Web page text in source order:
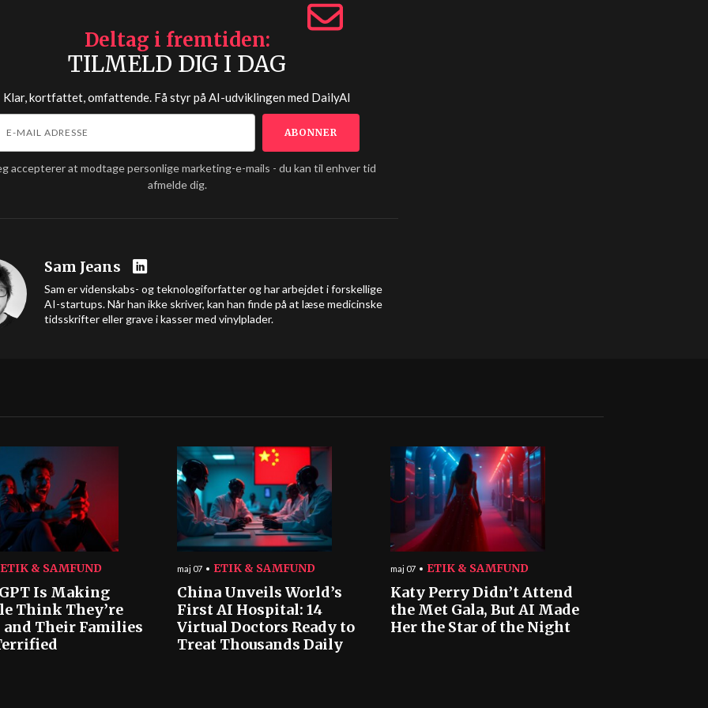
Deltag i fremtiden
TILMELD DIG I DAG
Klar, kortfattet, omfattende. Få styr på AI-udviklingen med DailyAI
accepterer at modtage personlige marketing-e-mails - du kan til enhver tid
afmelde dig.
Sam Jeans
Sam er videnskabs- og teknologiforfatter og har arbejdet i forskellige
AI-startups. Når han ikke skriver, kan han finde på at læse medicinske
tidsskrifter eller grave i kasser med vinylplader.
ETIK & SAMFUND
Is Making
Think They’re
and Their Families
maj 07 ETIK & SAMFUND
China Unveils World’s
First AI Hospital: 14
Virtual Doctors Ready to
Treat Thousands Daily
maj 07 ETIK & SAMFUND
Katy Perry Didn’t Attend
the Met Gala, But AI Made
Her the Star of the Night